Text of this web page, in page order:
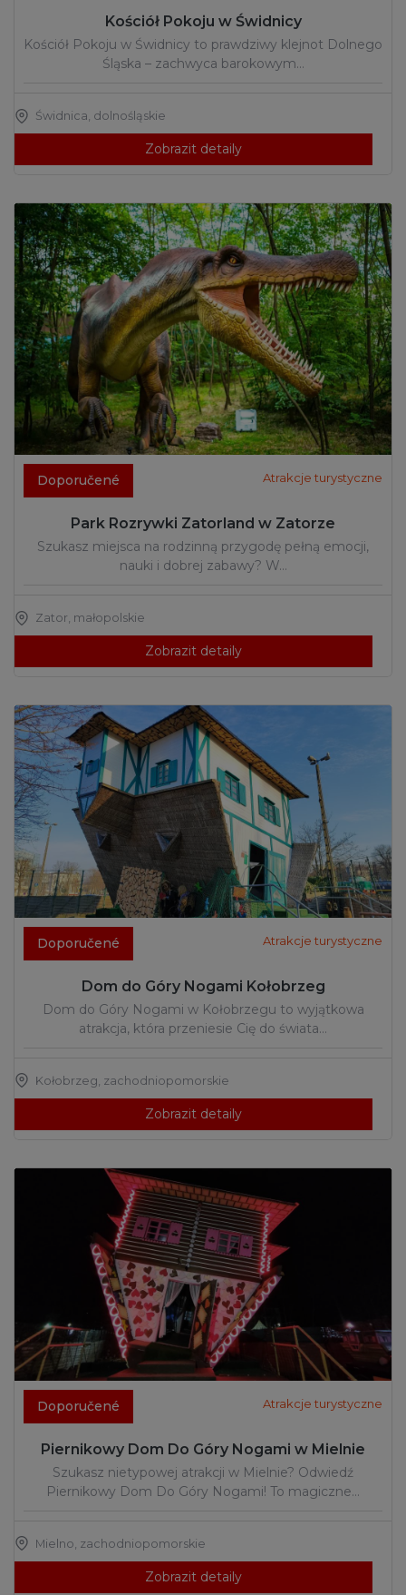
Kościół Pokoju w Świdnicy
Kościół Pokoju w Świdnicy to prawdziwy klejnot Dolnego
Śląska – zachwyca barokowym…
Świdnica dolnośląskie
Zobrazit detaily
Doporučené Atrakcje turystyczne
Park Rozrywki Zatorland w Zatorze
Szukasz miejsca na rodzinną przygodę pełną emocji,
nauki i dobrej zabawy? W…
Zator, małopolskie
Zobrazit detaily
Doporučené Atrakcje turystyczne
Dom do Góry Nogami Kołobrzeg
Dom do Góry Nogami w Kołobrzegu to wyjątkowa
atrakcja, która przeniesie Cię do świata…
Kołobrzeg zachodniopomorskie
Zobrazit detaily
Doporučené Atrakcje turystyczne
Piernikowy Dom Do Góry Nogami w Mielnie
Szukasz nietypowej atrakcji w Mielnie? Odwiedź
Piernikowy Dom Do Góry Nogami! To magiczne…
Mielno zachodniopomorskie
Zobrazit detaily